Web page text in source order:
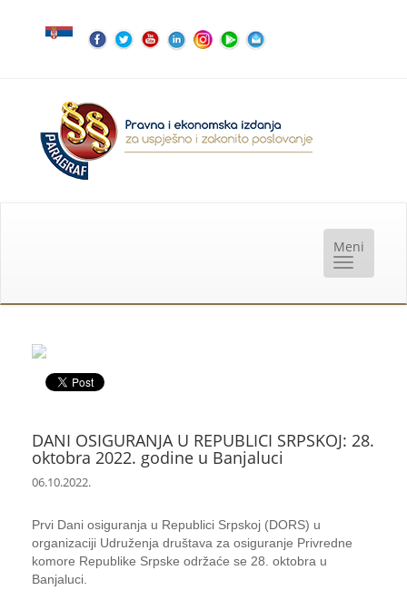
DANI OSIGURANJA U REPUBLICI SRPSKOJ: 28.
oktobra 2022. godine u Banjaluci
06.10.2022.
Prvi Dani osiguranja u Republici Srpskoj (DORS) u
organizaciji Udruženja društava za osiguranje Privredne
komore Republike Srpske održaće se 28. oktobra u
Banjaluci.